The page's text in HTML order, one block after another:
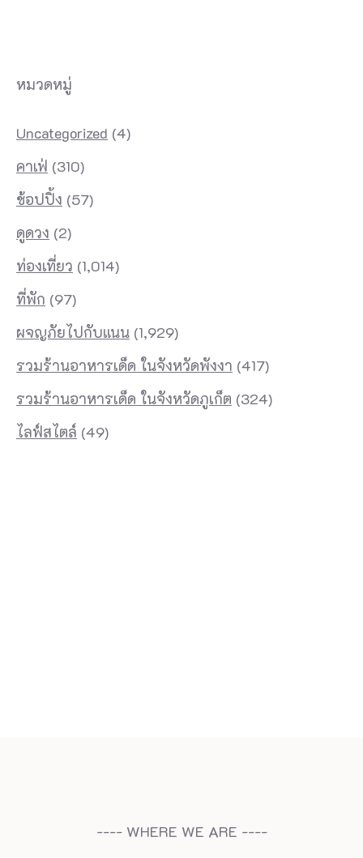
หมวดหมู่
Uncategorized (4)
คาเฟ่ (310)
ช้อปปิ้ง (57)
ดูดวง (2)
ท่องเที่ยว (1,014)
ที่พัก (97)
ผจญภัยไปกับแนน (1,929)
รวมร้านอาหารเด็ด ในจังหวัดพังงา (417)
รวมร้านอาหารเด็ด ในจังหวัดภูเก็ต (324)
ไลฟ์สไตล์ (49)
---- WHERE WE ARE ----